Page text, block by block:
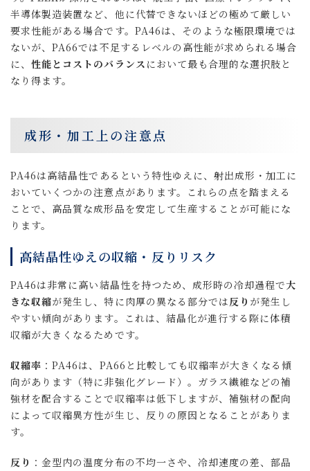
半導体製造装置など、他に代替できないほどの極めて厳しい
要求性能がある場合です。PA46は、そのような極限環境では
ないが、PA66では不足するレベルの高性能が求められる場合
に、性能とコストのバランス において最も合理的な選択肢と
なり得ます。
成形・加工上の注意点
PA46は高結晶性であるという特性ゆえに、射出成形・加工に
おいていくつかの注意点があります。これらの点を踏まえる
ことで、高品質な成形品を安定して生産することが可能にな
ります。
高結晶性ゆえの収縮・反りリスク
PA46は非常に高い結晶性を持つため、成形時の冷却過程で大
きな収縮が発生し、特に肉厚の異なる部分では反り が発生し
やすい傾向があります。これは、結晶化が進行する際に体積
収縮が大きくなるためです。
収縮率 ：PA46は、PA66と比較しても収縮率が大きくなる傾
向があります（特に非強化グレード）。ガラス繊維などの補
強材を配合することで収縮率は低下しますが、補強材の配向
によって収縮異方性が生じ、反りの原因となることがありま
す。
反り ：金型内の温度分布の不均一さや、冷却速度の差、部品